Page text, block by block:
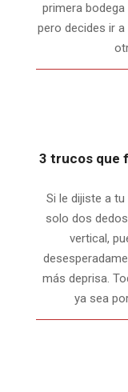
primera
pero decides ir
3 trucos que
Si le dijiste a
solo dos
vertical,
más deprisa.
ya sea